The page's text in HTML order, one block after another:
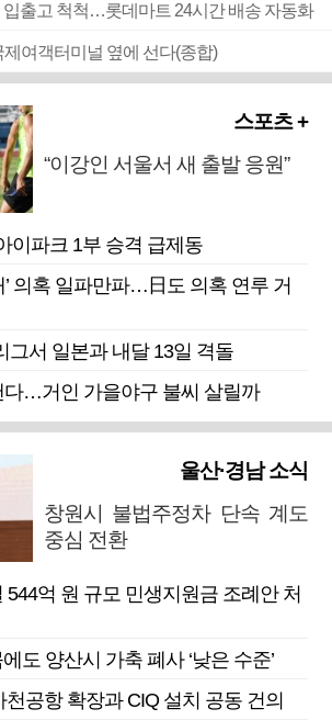
입출고 척척…롯데마트 24시간 배송 자동화
여객터미널 옆에 선다(종합)
스포츠 +
“이강인 서울서 새 출발 응원”
파크 1부 승격 급제동
’ 의혹 일파만파…日도 의혹 연루 거
그서 일본과 내달 13일 격돌
다…거인 가을야구 불씨 살릴까
울산·경남 소식
창원시 불법주정차 단속 계도
중심 전환
544억 원 규모 민생지원금 조례안 처
도 양산시 가축 폐사 ‘낮은 수준’
공항 확장과 CIQ 설치 공동 건의